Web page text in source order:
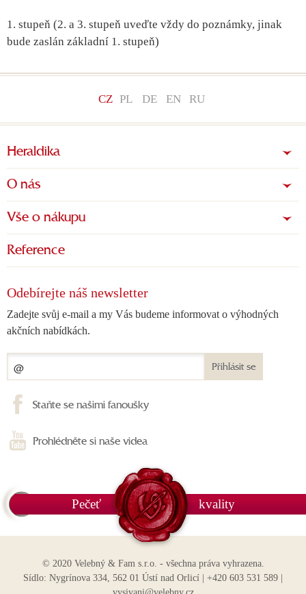
1. stupeň (2. a 3. stupeň uveďte vždy do poznámky, jinak
bude zaslán základní 1. stupeň)
CZ PL DE EN RU
Heraldika
O nás
Vše o nákupu
Reference
Odebírejte náš newsletter
Zadejte svůj e-mail a my Vás budeme informovat o výhodných
akčních nabídkách.
Přihlásit se
Staňte se našimi fanoušky
Prohlédněte si naše videa
Pečeť kvality
© 2020 Velebný & Fam s.r.o. - všechna práva vyhrazena.
Sídlo: Nygrínova 334, 562 01 Ústí nad Orlicí | +420 603 531 589 |